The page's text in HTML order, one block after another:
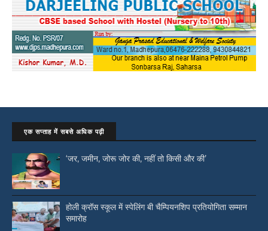
एक सप्ताह में सबसे अधिक पढ़ी
‘जर, जमीन, जोरू जोर की, नहीं तो किसी और की’
होली क्रॉस स्कूल में स्पेलिंग बी चैम्पियनशिप प्रतियोगिता सम्मान
समारोह